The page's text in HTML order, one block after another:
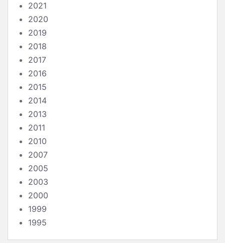
2021
2020
2019
2018
2017
2016
2015
2014
2013
2011
2010
2007
2005
2003
2000
1999
1995